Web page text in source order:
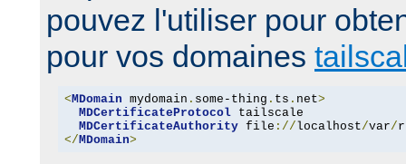
pouvez l'utiliser pour
pour vos domaines
< MDomain mydomain . some-thing . ts . net>
MDCertificateProtocol tailscale
MDCertificateAuthority file ://localhost/var/
</ MDomain>